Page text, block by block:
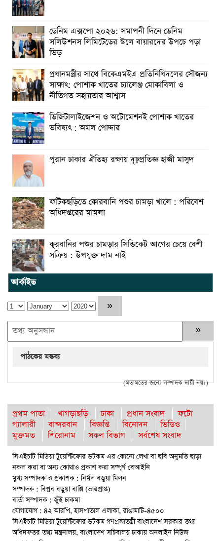
ডেনিম এক্সপো ২০২৬: সমাপনী দিনে ডেনিম
সলিউশনস লিমিটেডের স্টলে বায়ারদের উপচে পড়া
ভিড়
প্রধানমন্ত্রীর সাথে বিকেএমইএ প্রতিনিধিদলের সৌজন্য
সাক্ষাৎ: পোশাক খাতের চ্যালেঞ্জ মোকাবিলা ও
নীতিগত সহায়তার আশ্বাস
ডিজিটালাইজেশন ও অটোমেশনই পোশাক খাতের
ভবিষ্যৎ : অমল পোদ্দার
পুরান ঢাকার ঐতিহ্য রক্ষায় দৃঢ়প্রতিজ্ঞ হাজী মাসুদ
ফটিকছড়িতে কোরবানি পশুর চামড়া খালে : পরিবেশ
অধিদপ্তরের মামলা
কুরবানির পশুর চামড়ার সিন্ডিকেট আগের চেয়ে বেশী
সক্রিয় : উপযুক্ত দাম নাই
আর্কাইভ
পাঠকের মন্তব্য
(মতামতের জন্যে সম্পাদক দায়ী নয়।)
প্রথম পাতা খাগড়াছড়ি ঢাকা প্রধান সংবাদ
ফটো
গ্যালারী
বান্দরবান বিজ্ঞপ্তি বিনোদন
ভিডিও
মুক্তমত
শিরোনাম সকল বিভাগ সর্বশেষ সংবাদ
সিএইচটি মিডিয়া টুয়েন্টিফোর ডটকম এর কোনো লেখা বা ছবি অনুমতি ছাড়া
নকল করা বা অন্য কোথাও প্রকাশ করা সম্পূর্ণ বেআইনি
মুখ্য সম্পাদক ও প্রকাশক : নির্মল বড়ুয়া মিলন
সম্পাদক : বিপ্লব বড়ুয়া বাপ্পি (ভারপ্রাপ্ত)
বার্তা সম্পাদক : জুঁই চাকমা
যোগাযোগ : ৪২ আরপি, হাসপাতাল এলাকা, রাঙামাটি-৪৫০০
সিএইচটি মিডিয়া টুয়েন্টিফোর ডটকম গণপ্রজাতন্ত্রী বাংলাদেশ সরকার তথ্য
অধিদফতর তথ্য মন্ত্রনালয়, বাংলাদেশ সচিবালয় ঢাকায় অনলাইন নিউজ